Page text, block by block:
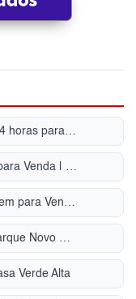
Condomínio Fechado com portaria 24 horas para Venda | Barro Branco (Zona Norte)
Apartamento com portaria 24 horas para Venda | Casa Verde Alta
Apartamento com depósito na garagem para Venda | Mandaqui
Sobrado com quintal para Venda | Parque Novo Mundo
Verde Alta